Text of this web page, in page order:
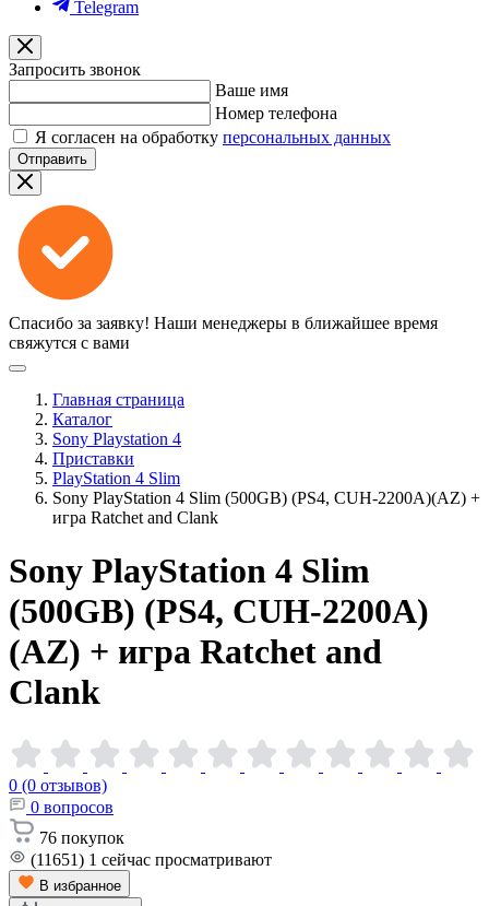
Telegram
Запросить звонок
Ваше имя
Номер телефона
Я согласен на обработку персональных данных
Отправить
Спасибо за заявку! Наши менеджеры в ближайшее время
свяжутся с вами
Главная страница
Каталог
Sony Playstation 4
Приставки
PlayStation 4 Slim
Sony PlayStation 4 Slim (500GB) (PS4, CUH-2200A)(AZ) +
игра Ratchet and Clank
Sony PlayStation 4 Slim
(500GB) (PS4, CUH-2200A)
(AZ) + игра Ratchet and
Clank
0 (0 отзывов)
0 вопросов
76 покупок
(11651) 1 сейчас просматривают
В избранное